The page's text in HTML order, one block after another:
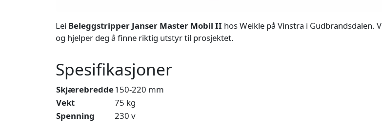
Lei Beleggstripper Janser Master Mobil II hos Weikle på Vinstra i Gudbrandsdalen.
og hjelper deg å finne riktig utstyr til prosjektet.
Spesifikasjoner
Skjærebredde150-220 mm
Vekt
75 kg
Spenning
230 v